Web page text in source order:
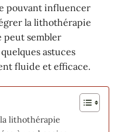
pouvant influencer
la lithothérapie
sembler
astuces
fluide et efficace.
lithothérapie